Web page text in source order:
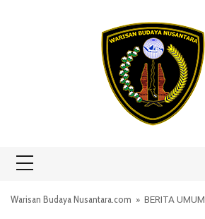
Warisan Budaya Nusantara.com » BERITA UMUM